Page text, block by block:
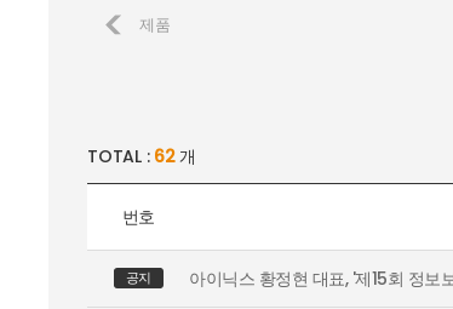
제품
TOTAL : 62개
번호
공지 아이닉스 황정현 대표, '제15회 정보